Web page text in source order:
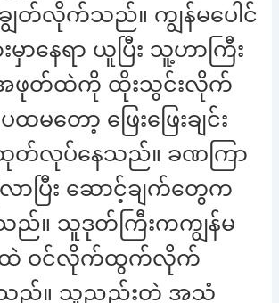
တ်လိုက်သည်။ ကျွန်မပေါင်
မှာနေရာ ယူပြီး သူ့ဟာကြီး
အဖုတ်ထဲကို ထိုးသွင်းလိုက်
တော့ ဖြေးဖြေးချင်း
လုပ်နေသည်။ ခဏကြာ
လာပြီး ဆောင့်ချက်တွေက
သည်။ သူဒုတ်ကြီးကကျွန်မ
ထဲ ဝင်လိုက်ထွက်လိုက်
သည်။ သူညည်းတဲ့ အသံ